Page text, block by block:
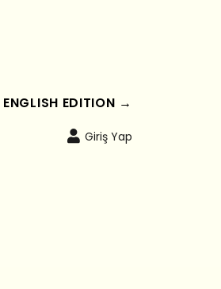
ENGLISH EDITION →
Giriş Yap